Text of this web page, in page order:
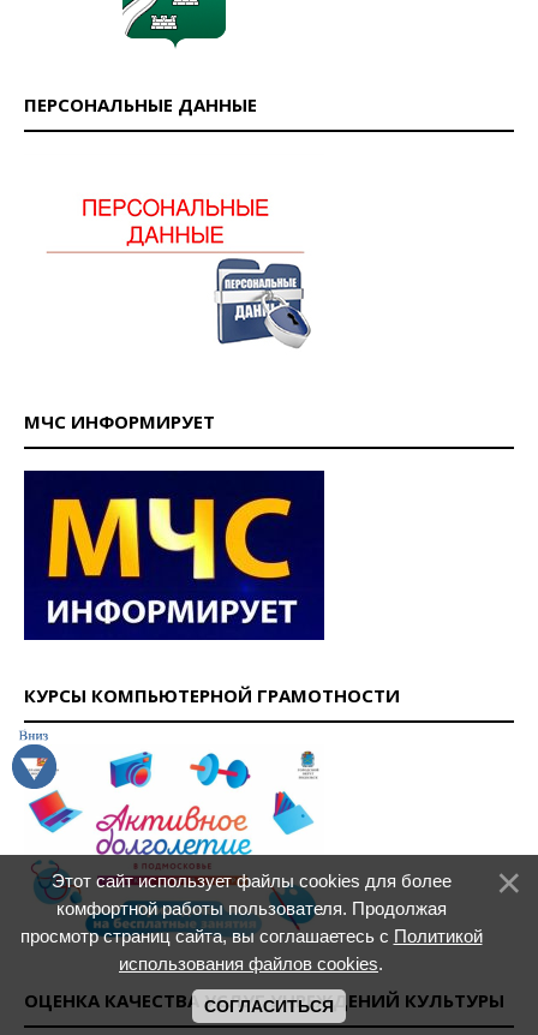
ПЕРСОНАЛЬНЫЕ ДАННЫЕ
МЧС ИНФОРМИРУЕТ
КУРСЫ КОМПЬЮТЕРНОЙ ГРАМОТНОСТИ
ОЦЕНКА КАЧЕСТВА УСЛУГ УЧРЕЖДЕНИЙ КУЛЬТУРЫ
Этот сайт использует файлы cookies для более
комфортной работы пользователя. Продолжая
просмотр страниц сайта, вы соглашаетесь с Политикой
использования файлов cookies.
СОГЛАСИТЬСЯ